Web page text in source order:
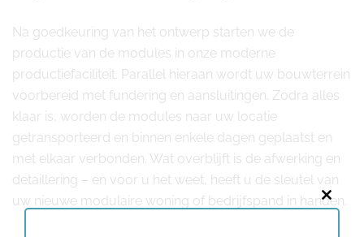
Na goedkeuring van het ontwerp starten we de
productie van de modules in onze moderne
productiefaciliteit. Parallel hieraan wordt uw bouwterrein
voorbereid met fundering en aansluitingen. Zodra alles
klaar is, worden de modules naar uw locatie
getransporteerd en binnen enkele dagen geplaatst en
met elkaar verbonden. Wat overblijft is de afwerking en
detaillering – en voor u het weet, heeft u de sleutel van
uw nieuwe modulaire woning of bedrijfspand in handen.
Close